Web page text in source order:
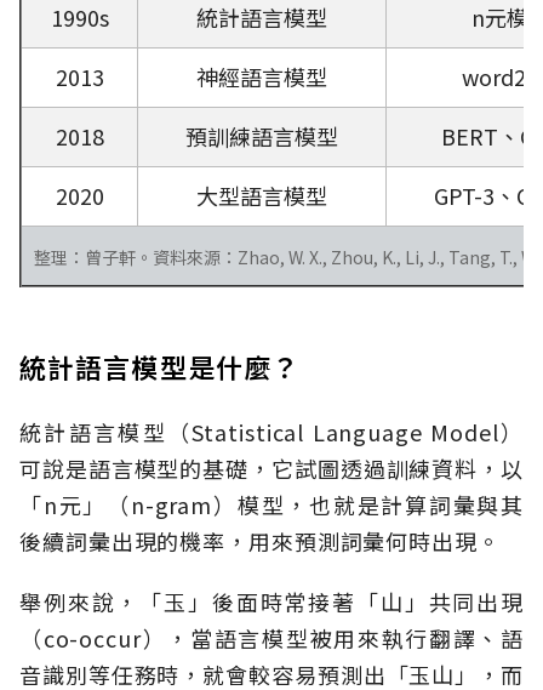
1990s
統計語言模型
n元模
2013
神經語言模型
2018
預訓練語言模型
BERT、
2020
大型語言模型 GPT-3、
整理：曾子軒。資料來源：Zhao, W. X., Zhou, K., Li, J., Tang, T.,
統計語言模型是什麼？
統計語言模型（Statistical Language Model）
可說是語言模型的基礎，它試圖透過訓練資料，以
「n元」（n-gram）模型，也就是計算詞彙與其
後續詞彙出現的機率，用來預測詞彙何時出現。
舉例來說，「玉」後面時常接著「山」共同出現
（co-occur），當語言模型被用來執行翻譯、語
音識別等任務時，就會較容易預測出「玉山」，而